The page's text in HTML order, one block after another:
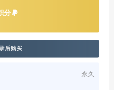
分
后购买
永久